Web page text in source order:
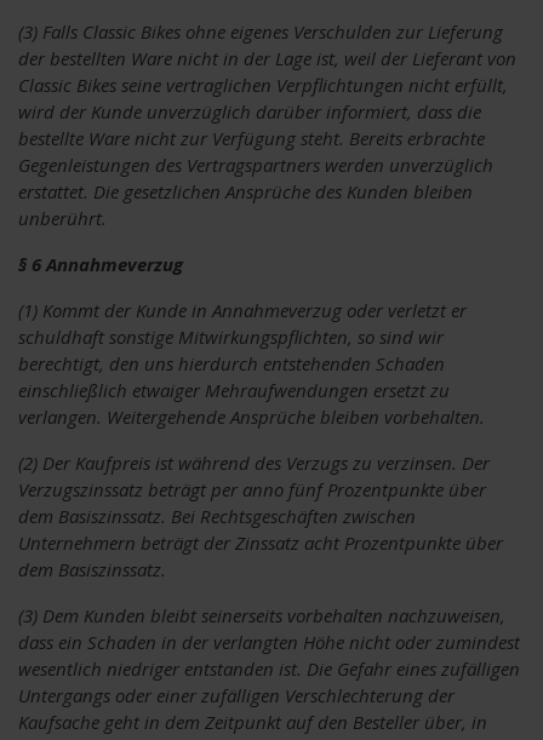
(3) Falls Classic Bikes ohne eigenes Verschulden zur Lieferung
der bestellten Ware nicht in der Lage ist, weil der Lieferant von
Classic Bikes seine vertraglichen Verpflichtungen nicht erfüllt,
wird der Kunde unverzüglich darüber informiert, dass die
bestellte Ware nicht zur Verfügung steht. Bereits erbrachte
Gegenleistungen des Vertragspartners werden unverzüglich
erstattet. Die gesetzlichen Ansprüche des Kunden bleiben
unberührt.
§ 6 Annahmeverzug
(1) Kommt der Kunde in Annahmeverzug oder verletzt er
schuldhaft sonstige Mitwirkungspflichten, so sind wir
berechtigt, den uns hierdurch entstehenden Schaden
einschließlich etwaiger Mehraufwendungen ersetzt zu
verlangen. Weitergehende Ansprüche bleiben vorbehalten.
(2) Der Kaufpreis ist während des Verzugs zu verzinsen. Der
Verzugszinssatz beträgt per anno fünf Prozentpunkte über
dem Basiszinssatz. Bei Rechtsgeschäften zwischen
Unternehmern beträgt der Zinssatz acht Prozentpunkte über
dem Basiszinssatz.
(3) Dem Kunden bleibt seinerseits vorbehalten nachzuweisen,
dass ein Schaden in der verlangten Höhe nicht oder zumindest
wesentlich niedriger entstanden ist. Die Gefahr eines zufälligen
Untergangs oder einer zufälligen Verschlechterung der
Kaufsache geht in dem Zeitpunkt auf den Besteller über, in